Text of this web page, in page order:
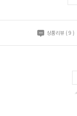
상품리뷰 ( 9 )